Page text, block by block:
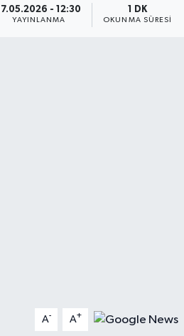
17.05.2026 - 12:30
YAYINLANMA
1 DK
OKUNMA SÜRESI
A- A+